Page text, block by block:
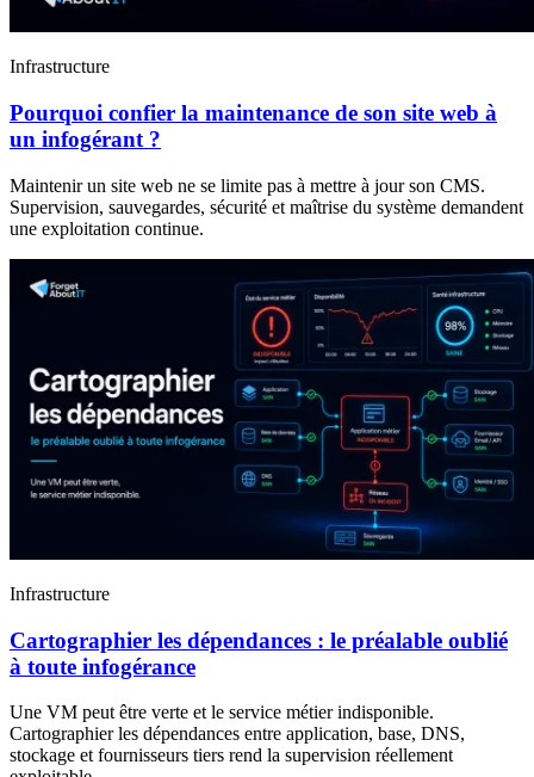
Infrastructure
Pourquoi confier la maintenance de son site web à
un infogérant ?
Maintenir un site web ne se limite pas à mettre à jour son CMS.
Supervision, sauvegardes, sécurité et maîtrise du système demandent
une exploitation continue.
Infrastructure
Cartographier les dépendances : le préalable oublié
à toute infogérance
Une VM peut être verte et le service métier indisponible.
Cartographier les dépendances entre application, base, DNS,
stockage et fournisseurs tiers rend la supervision réellement